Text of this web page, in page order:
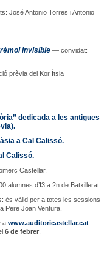
José Antonio Torres i Antonio
invisible — convidat:
prèvia del Kor Ítsia
dedicada a les antigues
a Cal Calissó.
Calissó.
Castellar.
alumnes d’I3 a 2n de Batxillerat.
és vàlid per a totes les sessions
Pere Joan Ventura.
a www.auditoricastellar.cat.
6 de febrer.